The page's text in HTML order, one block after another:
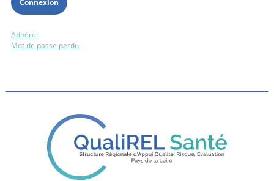
Adhérer
Mot de passe perdu